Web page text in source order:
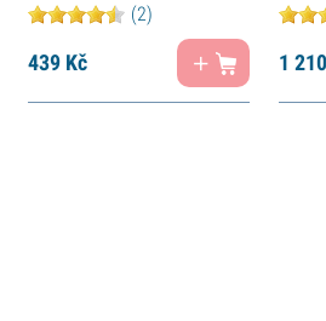
(2)
439Kč 1 210